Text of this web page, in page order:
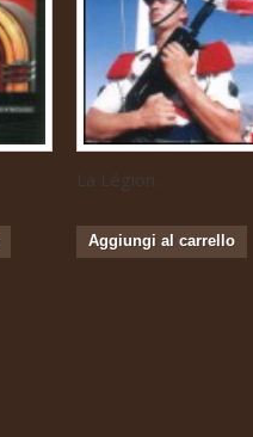
La Légion...
Aggiungi al carrello